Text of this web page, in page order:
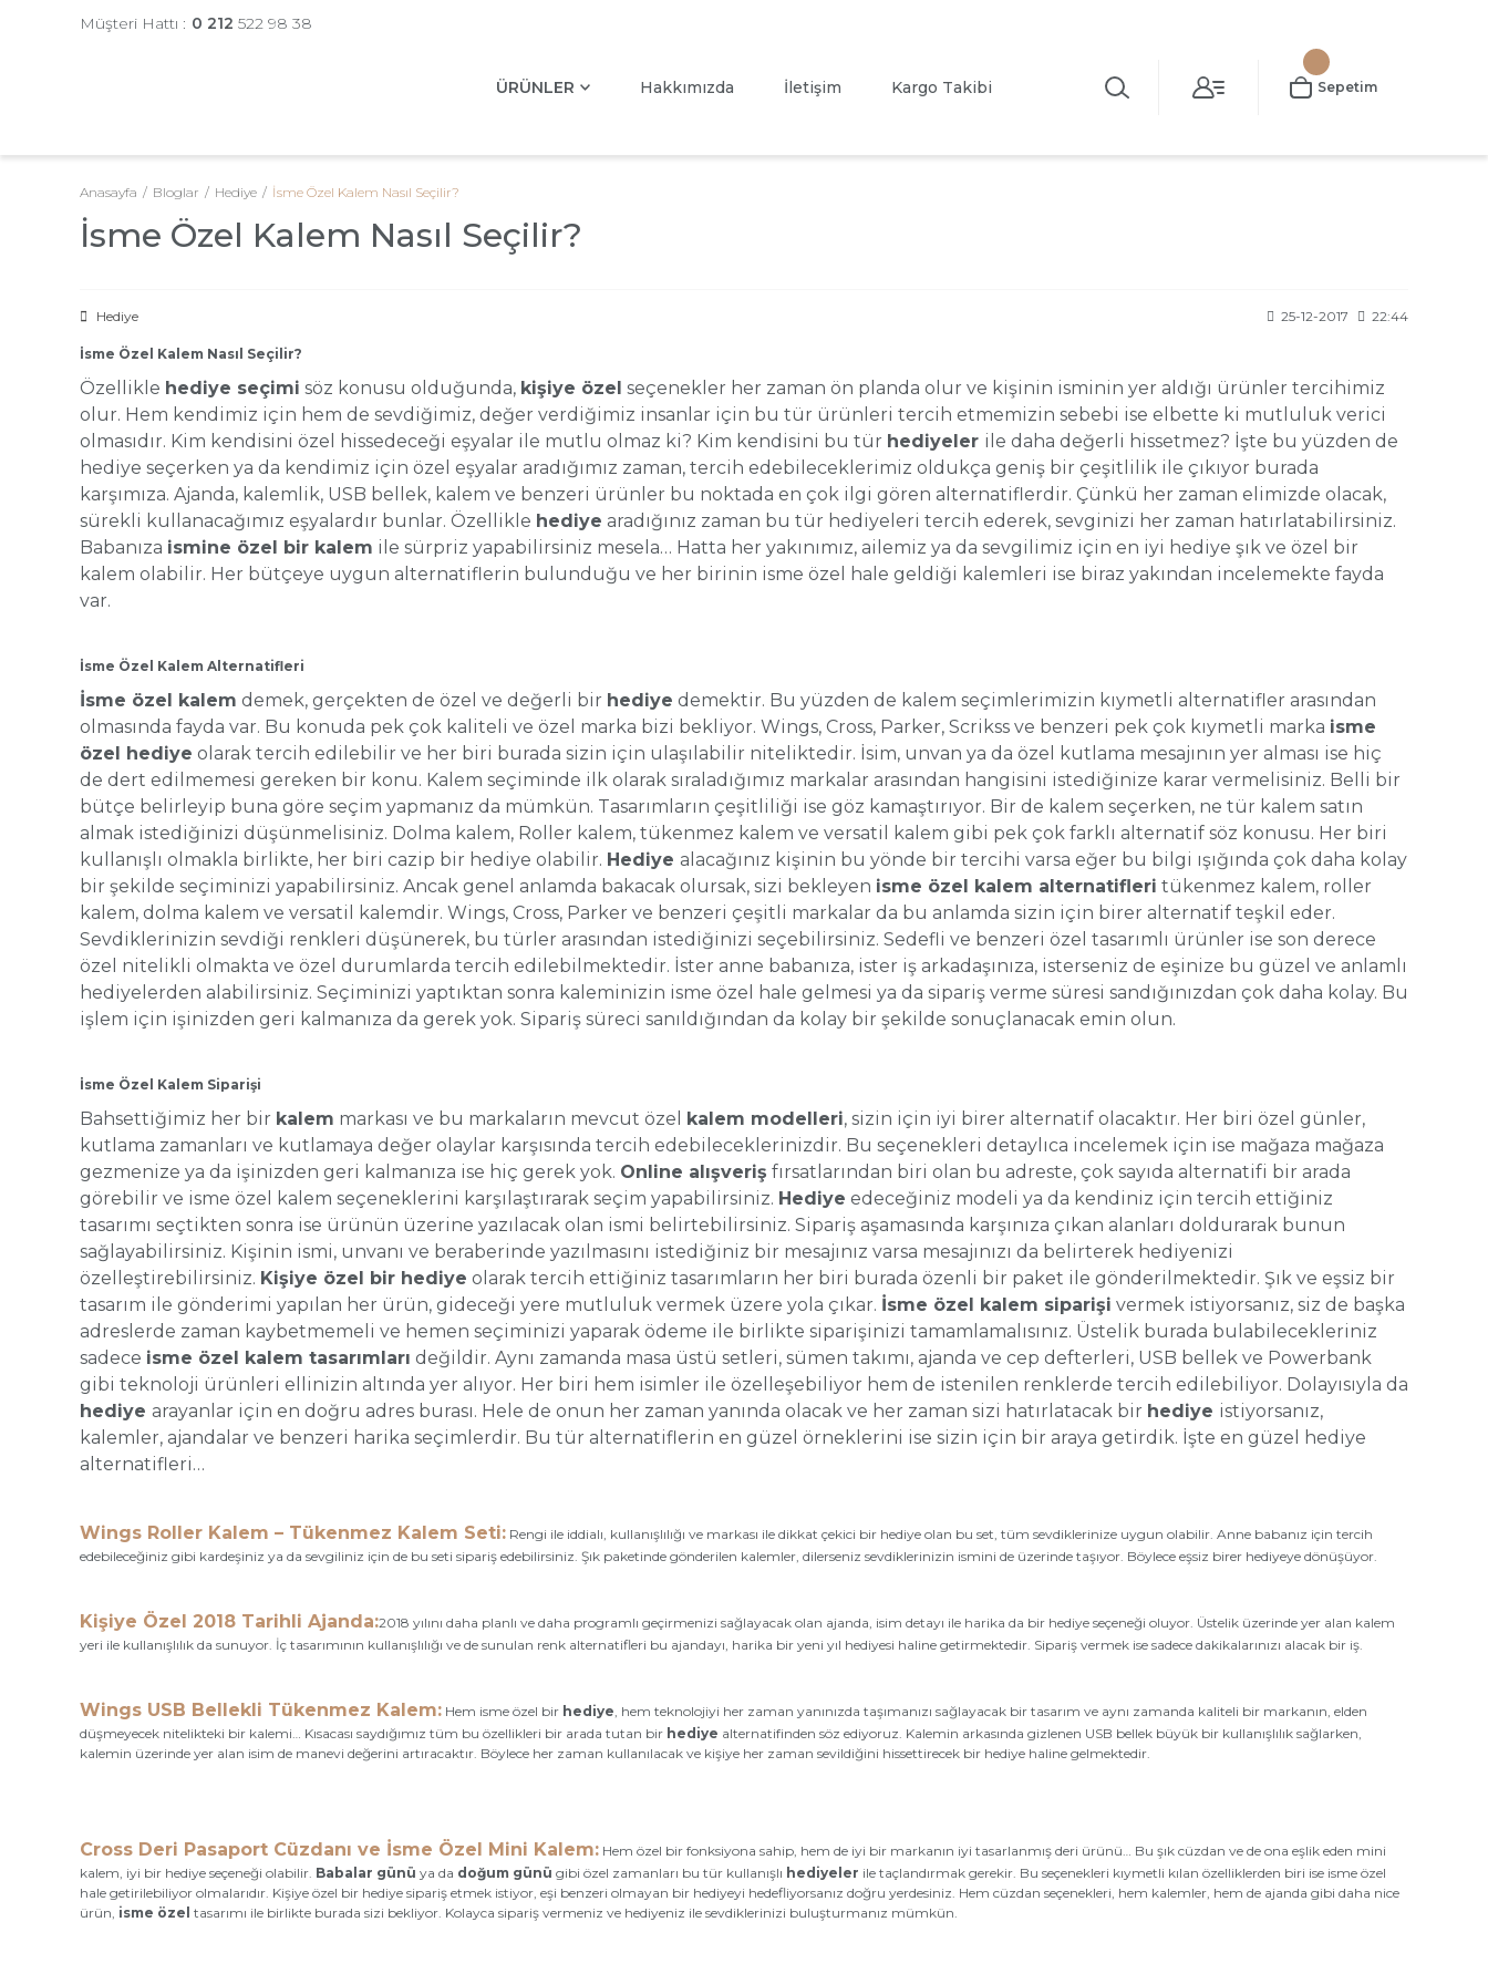
Müşteri Hattı : 0 212 522 98 38
ÜRÜNLER Hakkımızda İletişim Kargo Takibi Sepetim
Anasayfa Bloglar Hediye İsme Özel Kalem Nasıl Seçilir?
İsme Özel Kalem Nasıl Seçilir?
Hediye 25-12-2017 22:44
İsme Özel Kalem Nasıl Seçilir?
Özellikle hediye seçimi söz konusu olduğunda, kişiye özel seçenekler her zaman ön planda olur ve kişinin isminin yer aldığı ürünler tercihimiz
olur. Hem kendimiz için hem de sevdiğimiz, değer verdiğimiz insanlar için bu tür ürünleri tercih etmemizin sebebi ise elbette ki mutluluk verici
olmasıdır. Kim kendisini özel hissedeceği eşyalar ile mutlu olmaz ki? Kim kendisini bu tür hediyeler ile daha değerli hissetmez? İşte bu yüzden de
hediye seçerken ya da kendimiz için özel eşyalar aradığımız zaman, tercih edebileceklerimiz oldukça geniş bir çeşitlilik ile çıkıyor burada
karşımıza. Ajanda, kalemlik, USB bellek, kalem ve benzeri ürünler bu noktada en çok ilgi gören alternatiflerdir. Çünkü her zaman elimizde olacak,
sürekli kullanacağımız eşyalardır bunlar. Özellikle hediye aradığınız zaman bu tür hediyeleri tercih ederek, sevginizi her zaman hatırlatabilirsiniz.
Babanıza ismine özel bir kalem ile sürpriz yapabilirsiniz mesela… Hatta her yakınımız, ailemiz ya da sevgilimiz için en iyi hediye şık ve özel bir
kalem olabilir. Her bütçeye uygun alternatiflerin bulunduğu ve her birinin isme özel hale geldiği kalemleri ise biraz yakından incelemekte fayda
var.
İsme Özel Kalem Alternatifleri
İsme özel kalem demek, gerçekten de özel ve değerli bir hediye demektir. Bu yüzden de kalem seçimlerimizin kıymetli alternatifler arasından
olmasında fayda var. Bu konuda pek çok kaliteli ve özel marka bizi bekliyor. Wings, Cross, Parker, Scrikss ve benzeri pek çok kıymetli marka isme
özel hediye olarak tercih edilebilir ve her biri burada sizin için ulaşılabilir niteliktedir. İsim, unvan ya da özel kutlama mesajının yer alması ise hiç
de dert edilmemesi gereken bir konu. Kalem seçiminde ilk olarak sıraladığımız markalar arasından hangisini istediğinize karar vermelisiniz. Belli bir
bütçe belirleyip buna göre seçim yapmanız da mümkün. Tasarımların çeşitliliği ise göz kamaştırıyor. Bir de kalem seçerken, ne tür kalem satın
almak istediğinizi düşünmelisiniz. Dolma kalem, Roller kalem, tükenmez kalem ve versatil kalem gibi pek çok farklı alternatif söz konusu. Her biri
kullanışlı olmakla birlikte, her biri cazip bir hediye olabilir. Hediye alacağınız kişinin bu yönde bir tercihi varsa eğer bu bilgi ışığında çok daha kolay
bir şekilde seçiminizi yapabilirsiniz. Ancak genel anlamda bakacak olursak, sizi bekleyen isme özel kalem alternatifleri tükenmez kalem, roller
kalem, dolma kalem ve versatil kalemdir. Wings, Cross, Parker ve benzeri çeşitli markalar da bu anlamda sizin için birer alternatif teşkil eder.
Sevdiklerinizin sevdiği renkleri düşünerek, bu türler arasından istediğinizi seçebilirsiniz. Sedefli ve benzeri özel tasarımlı ürünler ise son derece
özel nitelikli olmakta ve özel durumlarda tercih edilebilmektedir. İster anne babanıza, ister iş arkadaşınıza, isterseniz de eşinize bu güzel ve anlamlı
hediyelerden alabilirsiniz. Seçiminizi yaptıktan sonra kaleminizin isme özel hale gelmesi ya da sipariş verme süresi sandığınızdan çok daha kolay. Bu
işlem için işinizden geri kalmanıza da gerek yok. Sipariş süreci sanıldığından da kolay bir şekilde sonuçlanacak emin olun.
İsme Özel Kalem Siparişi
Bahsettiğimiz her bir kalem markası ve bu markaların mevcut özel kalem modelleri, sizin için iyi birer alternatif olacaktır. Her biri özel günler,
kutlama zamanları ve kutlamaya değer olaylar karşısında tercih edebileceklerinizdir. Bu seçenekleri detaylıca incelemek için ise mağaza mağaza
gezmenize ya da işinizden geri kalmanıza ise hiç gerek yok. Online alışveriş fırsatlarından biri olan bu adreste, çok sayıda alternatifi bir arada
görebilir ve isme özel kalem seçeneklerini karşılaştırarak seçim yapabilirsiniz. Hediye edeceğiniz modeli ya da kendiniz için tercih ettiğiniz
tasarımı seçtikten sonra ise ürünün üzerine yazılacak olan ismi belirtebilirsiniz. Sipariş aşamasında karşınıza çıkan alanları doldurarak bunun
sağlayabilirsiniz. Kişinin ismi, unvanı ve beraberinde yazılmasını istediğiniz bir mesajınız varsa mesajınızı da belirterek hediyenizi
özelleştirebilirsiniz. Kişiye özel bir hediye olarak tercih ettiğiniz tasarımların her biri burada özenli bir paket ile gönderilmektedir. Şık ve eşsiz bir
tasarım ile gönderimi yapılan her ürün, gideceği yere mutluluk vermek üzere yola çıkar. İsme özel kalem siparişi vermek istiyorsanız, siz de başka
adreslerde zaman kaybetmemeli ve hemen seçiminizi yaparak ödeme ile birlikte siparişinizi tamamlamalısınız. Üstelik burada bulabilecekleriniz
sadece isme özel kalem tasarımları değildir. Aynı zamanda masa üstü setleri, sümen takımı, ajanda ve cep defterleri, USB bellek ve Powerbank
gibi teknoloji ürünleri ellinizin altında yer alıyor. Her biri hem isimler ile özelleşebiliyor hem de istenilen renklerde tercih edilebiliyor. Dolayısıyla da
hediye arayanlar için en doğru adres burası. Hele de onun her zaman yanında olacak ve her zaman sizi hatırlatacak bir hediye istiyorsanız,
kalemler, ajandalar ve benzeri harika seçimlerdir. Bu tür alternatiflerin en güzel örneklerini ise sizin için bir araya getirdik. İşte en güzel hediye
alternatifleri…
Wings Roller Kalem – Tükenmez Kalem Seti: Rengi ile iddialı, kullanışlılığı ve markası ile dikkat çekici bir hediye olan bu set, tüm sevdiklerinize uygun olabilir. Anne babanız için tercih
edebileceğiniz gibi kardeşiniz ya da sevgiliniz için de bu seti sipariş edebilirsiniz. Şık paketinde gönderilen kalemler, dilerseniz sevdiklerinizin ismini de üzerinde taşıyor. Böylece eşsiz birer hediyeye dönüşüyor.
Kişiye Özel 2018 Tarihli Ajanda:2018 yılını daha planlı ve daha programlı geçirmenizi sağlayacak olan ajanda, isim detayı ile harika da bir hediye seçeneği oluyor. Üstelik üzerinde yer alan kalem
yeri ile kullanışlılık da sunuyor. İç tasarımının kullanışlılığı ve de sunulan renk alternatifleri bu ajandayı, harika bir yeni yıl hediyesi haline getirmektedir. Sipariş vermek ise sadece dakikalarınızı alacak bir iş.
Wings USB Bellekli Tükenmez Kalem: Hem isme özel bir hediye, hem teknolojiyi her zaman yanınızda taşımanızı sağlayacak bir tasarım ve aynı zamanda kaliteli bir markanın, elden
düşmeyecek nitelikteki bir kalemi… Kısacası saydığımız tüm bu özellikleri bir arada tutan bir hediye alternatifinden söz ediyoruz. Kalemin arkasında gizlenen USB bellek büyük bir kullanışlılık sağlarken,
kalemin üzerinde yer alan isim de manevi değerini artıracaktır. Böylece her zaman kullanılacak ve kişiye her zaman sevildiğini hissettirecek bir hediye haline gelmektedir.
Cross Deri Pasaport Cüzdanı ve İsme Özel Mini Kalem: Hem özel bir fonksiyona sahip, hem de iyi bir markanın iyi tasarlanmış deri ürünü… Bu şık cüzdan ve de ona eşlik eden mini
kalem, iyi bir hediye seçeneği olabilir. Babalar günü ya da doğum günü gibi özel zamanları bu tür kullanışlı hediyeler ile taçlandırmak gerekir. Bu seçenekleri kıymetli kılan özelliklerden biri ise isme özel
hale getirilebiliyor olmalarıdır. Kişiye özel bir hediye sipariş etmek istiyor, eşi benzeri olmayan bir hediyeyi hedefliyorsanız doğru yerdesiniz. Hem cüzdan seçenekleri, hem kalemler, hem de ajanda gibi daha nice
ürün, isme özel tasarımı ile birlikte burada sizi bekliyor. Kolayca sipariş vermeniz ve hediyeniz ile sevdiklerinizi buluşturmanız mümkün.